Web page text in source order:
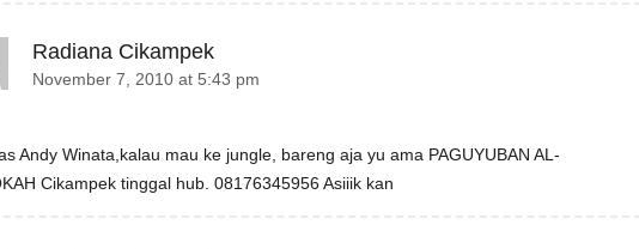
Radiana Cikampek
November 7, 2010 at 5:43 pm
Andy Winata,kalau mau ke jungle, bareng aja yu ama PAGUYUBAN AL-
Cikampek tinggal hub. 08176345956 Asiiik kan